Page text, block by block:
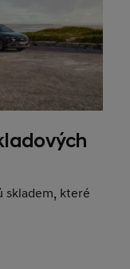
skladem, které